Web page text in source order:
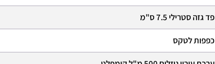
פד גזה סטרילי 7.5 ס"מ
כפפות לטקס